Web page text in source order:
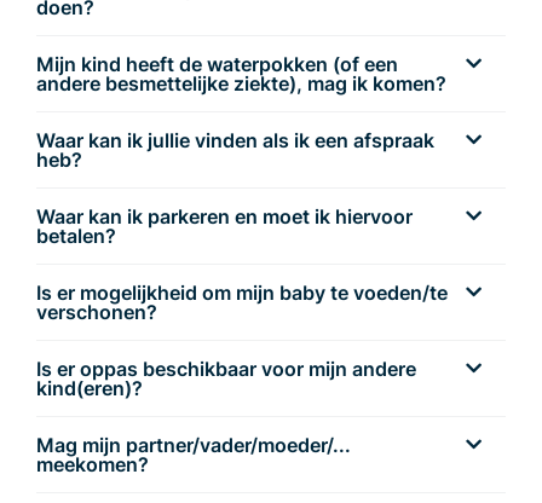
doen?
Mijn kind heeft de waterpokken (of een
andere besmettelijke ziekte), mag ik komen?
Waar kan ik jullie vinden als ik een afspraak
heb?
Waar kan ik parkeren en moet ik hiervoor
betalen?
Is er mogelijkheid om mijn baby te voeden/te
verschonen?
Is er oppas beschikbaar voor mijn andere
kind(eren)?
Mag mijn partner/vader/moeder/...
meekomen?